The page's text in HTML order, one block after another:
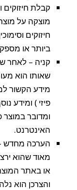
קבלת
מוצקה על
חיזוקים
ביותר או
קניה – לאחר
שאותו הוא
מידע הקשור
פיזי ) ומידע
ומדובר
האינטרנט.
הערכה מחדש
מאוד שהוא
או באתר
והצרכן הוא